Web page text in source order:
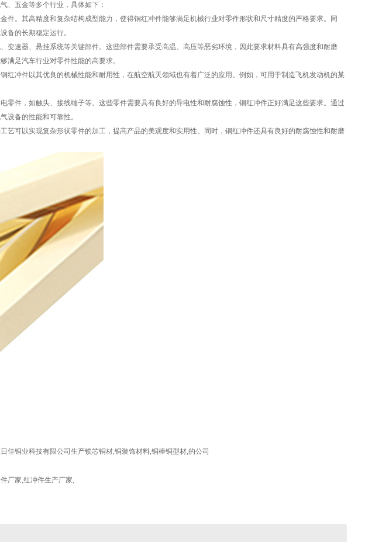
、五金等多个行业，具体如下：
件。其高精度和复杂结构成型能力，使得铜红冲件能够满足机械行业对零件形状和尺寸精度的严格要求。同
备的长期稳定运行。
变速器、悬挂系统等关键部件。这些部件需要承受高温、高压等恶劣环境，因此要求材料具有高强度和耐磨
满足汽车行业对零件性能的高要求。
红冲件以其优良的机械性能和耐用性，在航空航天领域也有着广泛的应用。例如，可用于制造飞机发动机的某
零件，如触头、接线端子等。这些零件需要具有良好的导电性和耐腐蚀性，铜红冲件正好满足这些要求。通过
设备的性能和可靠性。
艺可以实现复杂形状零件的加工，提高产品的美观度和实用性。同时，铜红冲件还具有良好的耐腐蚀性和耐磨
佳铜业科技有限公司生产锁芯铜材,铜装饰材料,铜棒铜型材,的公司
厂家,红冲件生产厂家,